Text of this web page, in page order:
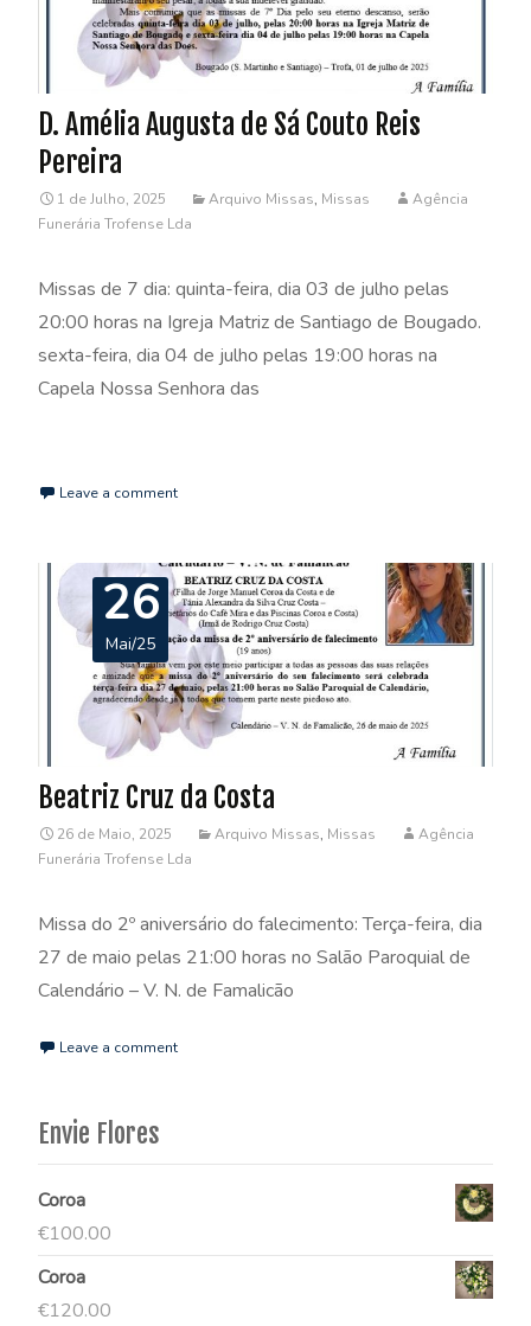
D. Amélia Augusta de Sá Couto Reis
Pereira
1 de Julho, 2025 Arquivo Missas, Missas
Agência
Funerária Trofense Lda
Missas de 7 dia: quinta-feira, dia 03 de julho pelas
20:00 horas na Igreja Matriz de Santiago de Bougado.
sexta-feira, dia 04 de julho pelas 19:00 horas na
Capela Nossa Senhora das
Leave a comment
26
Mai/25
Beatriz Cruz da Costa
26 de Maio, 2025 Arquivo Missas, Missas
Agência
Funerária Trofense Lda
Missa do 2º aniversário do falecimento: Terça-feira, dia
27 de maio pelas 21:00 horas no Salão Paroquial de
Calendário – V. N. de Famalicão
Leave a comment
Envie Flores
Coroa
€100.00
Coroa
€120.00